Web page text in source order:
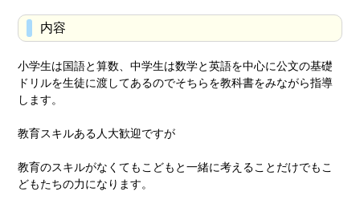
内容
小学生は国語と算数、中学生は数学と英語を中心に公文の基礎
ドリルを生徒に渡してあるのでそちらを教科書をみながら指導
します。
教育スキルある人大歓迎ですが
教育のスキルがなくてもこどもと一緒に考えることだけでもこ
どもたちの力になります。